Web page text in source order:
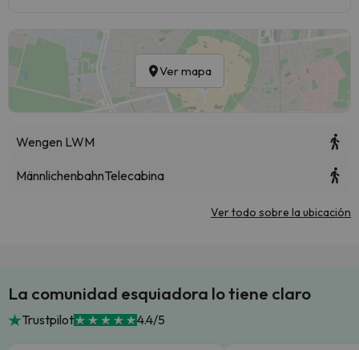
Ver mapa
Wengen LWM
MännlichenbahnTelecabina
Ver todo sobre la ubicación
La comunidad esquiadora lo tiene claro
Trustpilot 4.4/5